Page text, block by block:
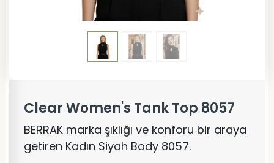
Clear Women's Tank Top 8057
BERRAK marka şıklığı ve konforu bir araya
getiren Kadın Siyah Body 8057.